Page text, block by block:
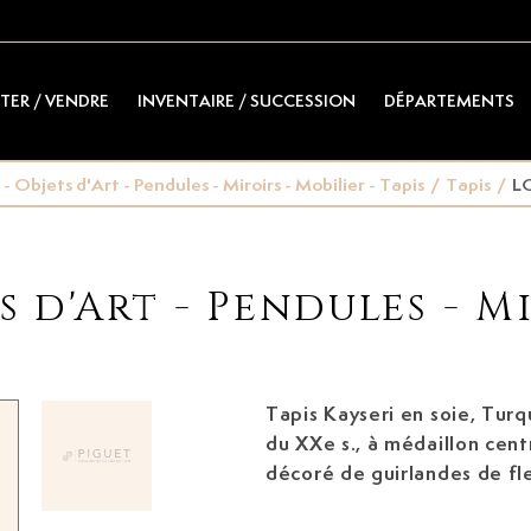
/ VENDRE INVENTAIRE / SUCCESSION DÉPARTEMENTS
Objets d'Art - Pendules - Miroirs - Mobilier - Tapis / Tapis /
d'Art - Pendules -
Tapis Kayseri en soie,
du XXe s.,
décoré de guirlandes de